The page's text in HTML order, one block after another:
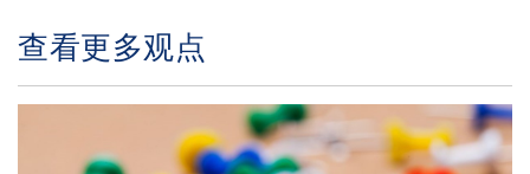
查看更多观点